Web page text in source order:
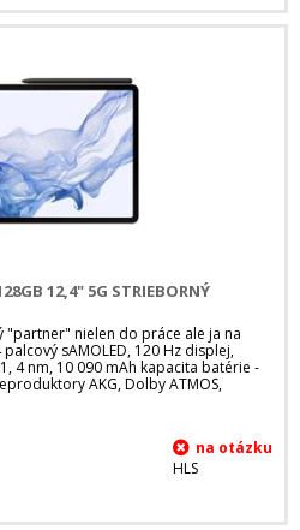
12,4" 5G STRIEBORNÝ
nielen do práce ale ja na
sAMOLED, 120 Hz displej,
4 nm, 10 090 mAh kapacita batérie -
AKG, Dolby ATMOS,
HLS